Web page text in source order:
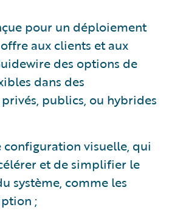
pour un déploiement
aux clients et aux
des options de
dans des
publics, ou hybrides
configuration visuelle, qui
et de simplifier le
système, comme les
;